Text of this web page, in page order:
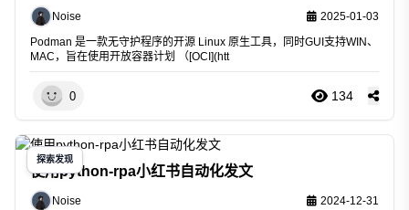
Noise
2025-01-03
Podman 是一款无守护程序的开源 Linux 原生工具，同时GUI支持WIN、
MAC，旨在使用开放容器计划 （[OCI](htt
0 134
探索发现
使用python-rpa小红书自动化发文
Noise
2024-12-31